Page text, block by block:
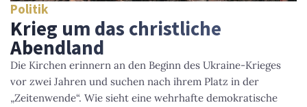
Politik
Krieg um das christliche
Abendland
Die Kirchen erinnern an den Beginn des Ukraine-Krieges
vor zwei Jahren und suchen nach ihrem Platz in der
„Zeitenwende“. Wie sieht eine wehrhafte demokratische